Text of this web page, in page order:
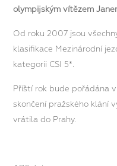
olympijským vítězem
Od roku 2007 jsou
klasifikace Mezinárodní
kategorii CSI 5*.
Příští rok bude pořádána
skončení pražského klání
vrátila do Prahy.